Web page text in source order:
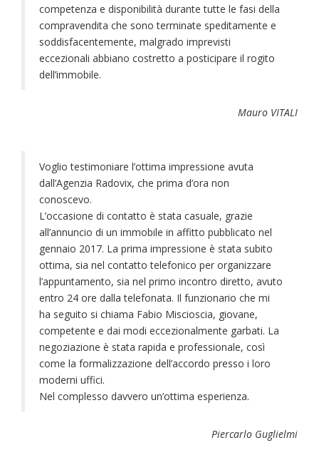
competenza e disponibilità durante tutte le fasi della
compravendita che sono terminate speditamente e
soddisfacentemente, malgrado imprevisti
eccezionali abbiano costretto a posticipare il rogito
dell’immobile.
Mauro VITALI
Voglio testimoniare l’ottima impressione avuta
dall’Agenzia Radovix, che prima d’ora non
conoscevo.
L’occasione di contatto è stata casuale, grazie
all’annuncio di un immobile in affitto pubblicato nel
gennaio 2017. La prima impressione è stata subito
ottima, sia nel contatto telefonico per organizzare
l’appuntamento, sia nel primo incontro diretto, avuto
entro 24 ore dalla telefonata. Il funzionario che mi
ha seguito si chiama Fabio Miscioscia, giovane,
competente e dai modi eccezionalmente garbati. La
negoziazione è stata rapida e professionale, così
come la formalizzazione dell’accordo presso i loro
moderni uffici.
Nel complesso davvero un’ottima esperienza.
Piercarlo Guglielmi